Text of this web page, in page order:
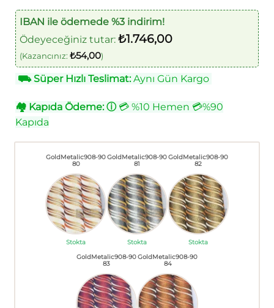
IBAN ile ödemede %3 indirim!
Ödeyeceğiniz tutar: ₺1.746,00
(Kazancınız: ₺54,00)
⛟Süper Hızlı Teslimat:Aynı Gün Kargo
🏘 Kapıda Ödeme: ⓘ💳 %10 Hemen 💳%90
Kapıda
GoldMetalic908-90
80
Stokta
GoldMetalic908-90
81
Stokta
GoldMetalic908-90
82
Stokta
GoldMetalic908-90
83
GoldMetalic908-90
84